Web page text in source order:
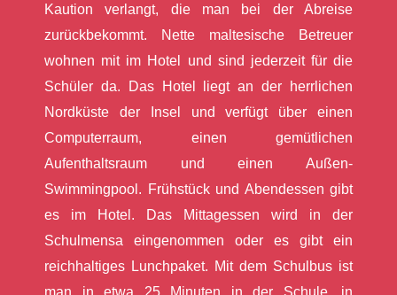
Kaution verlangt, die man bei der Abreise
zurückbekommt. Nette maltesische Betreuer
wohnen mit im Hotel und sind jederzeit für die
Schüler da. Das Hotel liegt an der herrlichen
Nordküste der Insel und verfügt über einen
Computerraum, einen gemütlichen
Aufenthaltsraum und einen Außen-
Swimmingpool. Frühstück und Abendessen gibt
es im Hotel. Das Mittagessen wird in der
Schulmensa eingenommen oder es gibt ein
reichhaltiges Lunchpaket. Mit dem Schulbus ist
man in etwa 25 Minuten in der Schule, in